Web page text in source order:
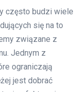
często budzi wiele
się na to
związane z
Jednym z
ograniczają
jest dobrać